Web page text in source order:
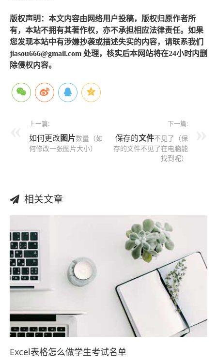
版权声明：本文内容由网络用户投稿，版权归原作者所
有，本站不拥有其著作权，亦不承担相应法律责任。如果
您发现本站中有涉嫌抄袭或描述失实的内容，请联系我们
jiasou666@gmail.com 处理，核实后本网站将在24小时内删
除侵权内容。
上一篇:
如何更改图片数量（如
何修改一张图片大小）
下一篇:
保存的文件不见了（保
存的文件不见了在电脑能
找到呢）
相关文章
Excel表格怎么做学生考试名单